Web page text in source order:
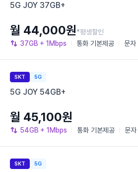
5G JOY 37GB+
37GB + 1Mbps 통화 기본제공 문자
월 44,000원*평생할인
SKT 5G
5G JOY 54GB+
54GB + 1Mbps 통화 기본제공 문자
월 45,100원
SKT 5G